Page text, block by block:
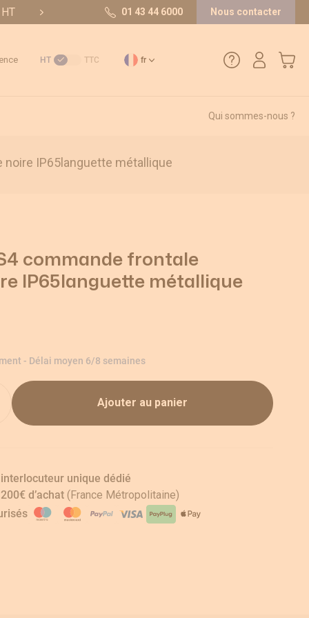
10/10 sur 36 avis
01 43 44 6000 Nous contacter
Comment créer un compte ?
Mon
HT TTC fr
Qui sommes-nous ?
IP65languette métallique
commande frontale
IP65languette métallique
- Délai moyen 6/8 semaines
Ajouter au panier
unique dédié
d’achat(France Métropolitaine)